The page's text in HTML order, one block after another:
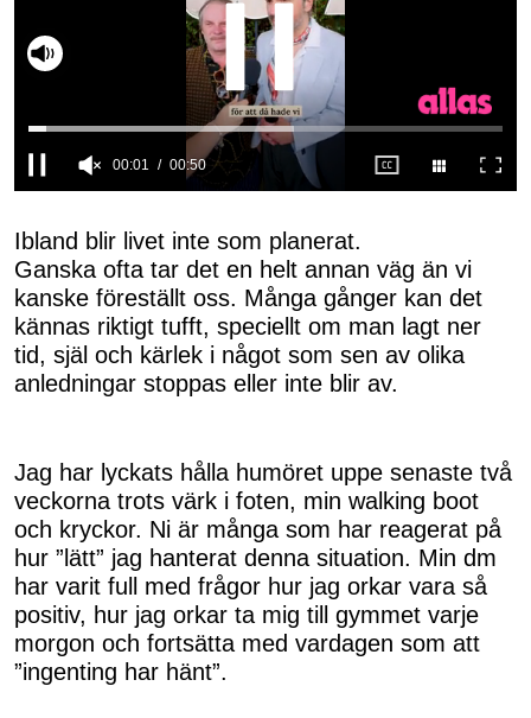
of
50
seconds
Ibland blir livet inte som planerat.
Ganska ofta tar det en helt annan väg än vi
kanske föreställt oss. Många gånger kan det
kännas riktigt tufft, speciellt om man lagt ner
tid, själ och kärlek i något som sen av olika
anledningar stoppas eller inte blir av.
Jag har lyckats hålla humöret uppe senaste två
veckorna trots värk i foten, min walking boot
och kryckor. Ni är många som har reagerat på
hur ”lätt” jag hanterat denna situation. Min dm
har varit full med frågor hur jag orkar vara så
positiv, hur jag orkar ta mig till gymmet varje
morgon och fortsätta med vardagen som att
”ingenting har hänt”.